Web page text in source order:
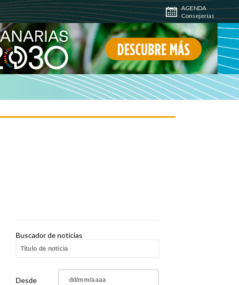
AGENDA
Consejerías
Buscador de noticias
Desde